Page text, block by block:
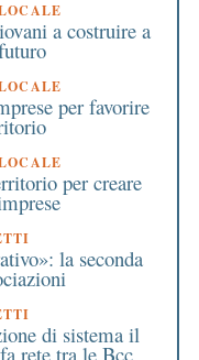
a costruire a
per favorire
per creare
la seconda
di sistema il
rete tra le Bcc